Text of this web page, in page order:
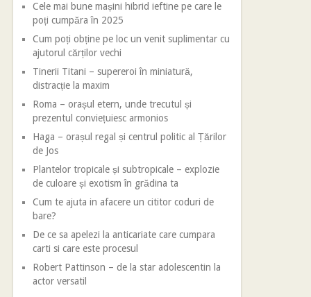
Cele mai bune mașini hibrid ieftine pe care le
poți cumpăra în 2025
Cum poți obține pe loc un venit suplimentar cu
ajutorul cărților vechi
Tinerii Titani – supereroi în miniatură,
distracție la maxim
Roma – orașul etern, unde trecutul și
prezentul conviețuiesc armonios
Haga – orașul regal și centrul politic al Țărilor
de Jos
Plantelor tropicale și subtropicale – explozie
de culoare și exotism în grădina ta
Cum te ajuta in afacere un cititor coduri de
bare?
De ce sa apelezi la anticariate care cumpara
carti si care este procesul
Robert Pattinson – de la star adolescentin la
actor versatil